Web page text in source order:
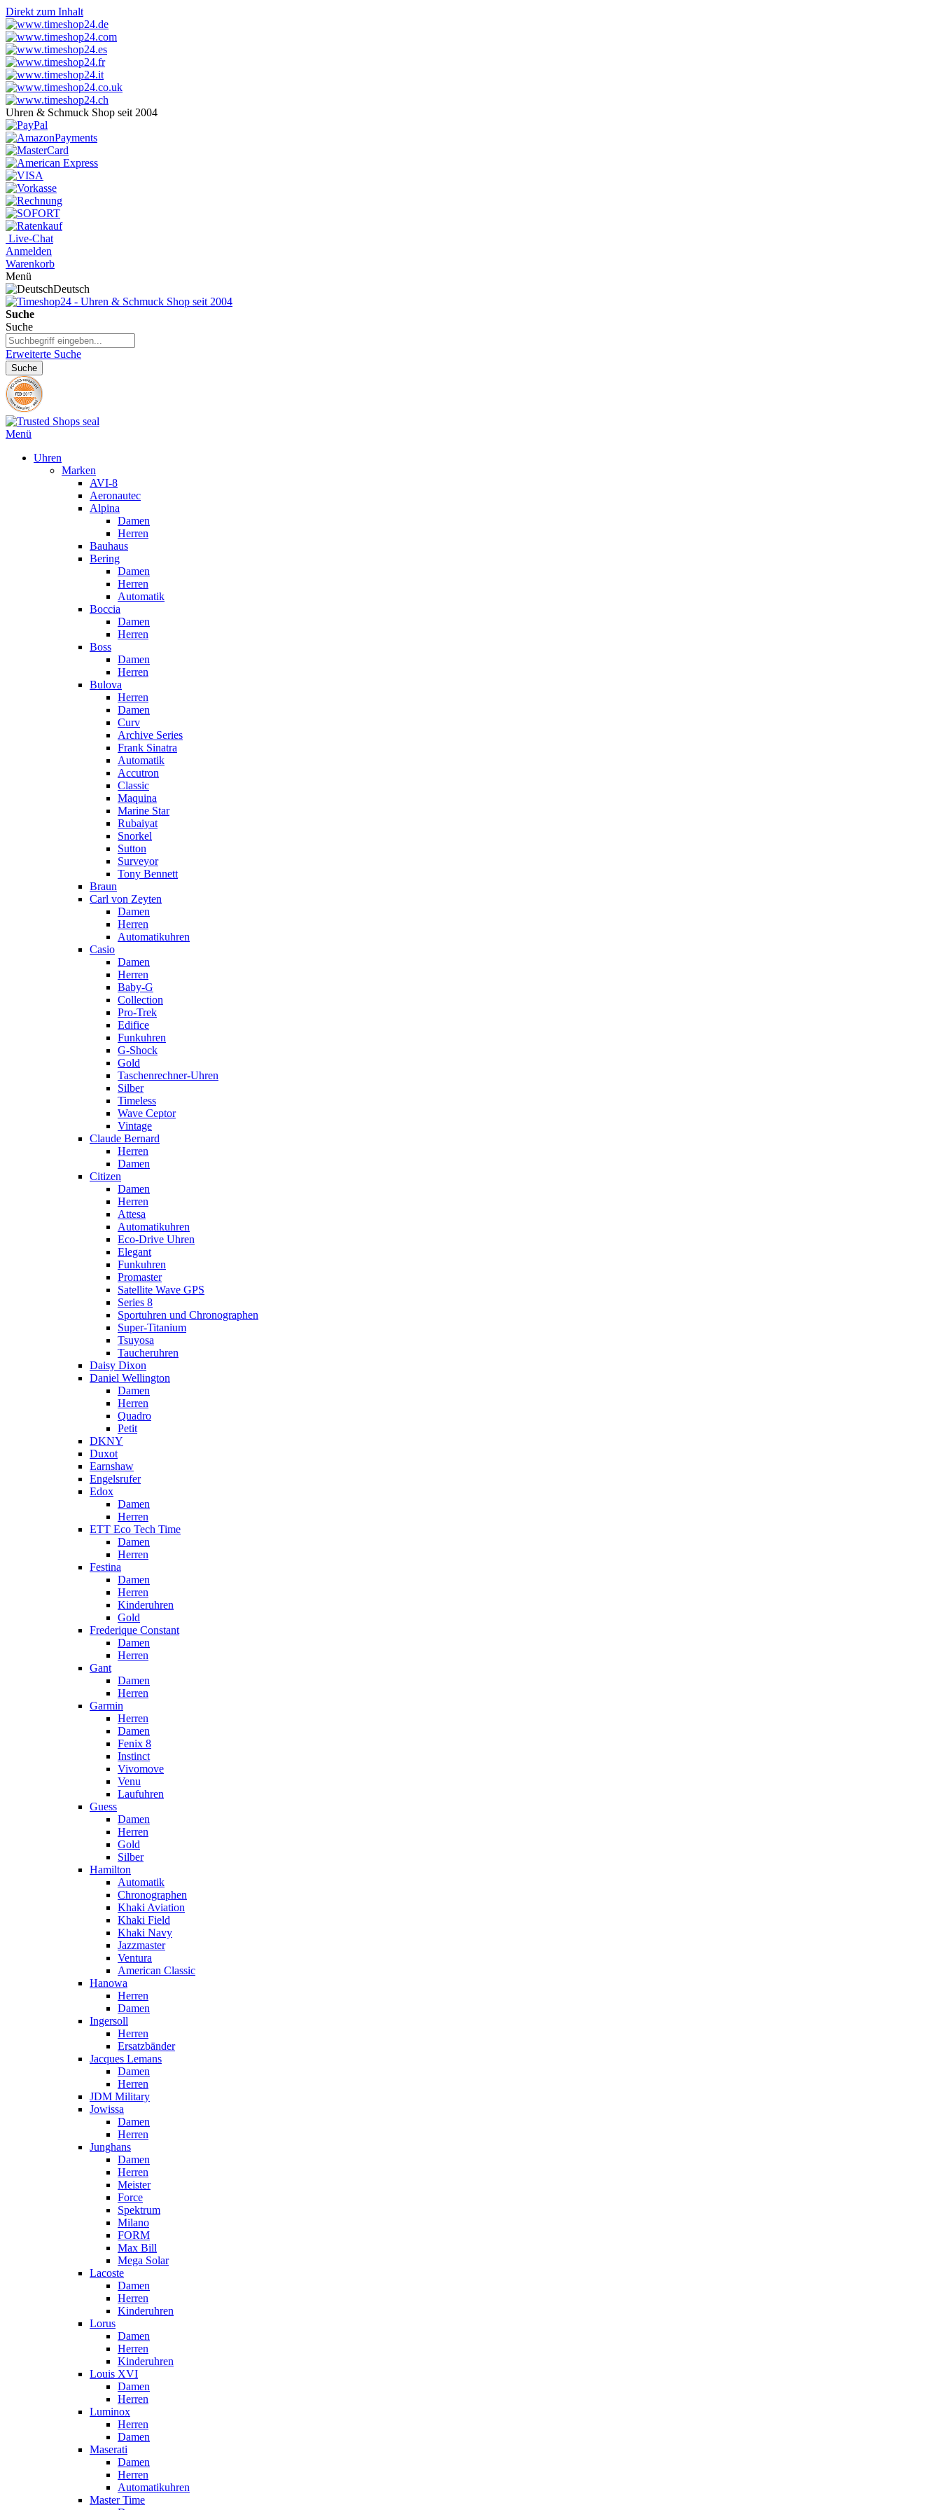
Direkt zum Inhalt
Uhren & Schmuck Shop seit 2004
Live-Chat
Anmelden
Warenkorb
Menü
Deutsch
Suche
Suche
Erweiterte Suche
Suche
Menü
Uhren
Marken
AVI-8
Aeronautec
Alpina
Damen
Herren
Bauhaus
Bering
Damen
Herren
Automatik
Boccia
Damen
Herren
Boss
Damen
Herren
Bulova
Herren
Damen
Curv
Archive Series
Frank Sinatra
Automatik
Accutron
Classic
Maquina
Marine Star
Rubaiyat
Snorkel
Sutton
Surveyor
Tony Bennett
Braun
Carl von Zeyten
Damen
Herren
Automatikuhren
Casio
Damen
Herren
Baby-G
Collection
Pro-Trek
Edifice
Funkuhren
G-Shock
Gold
Taschenrechner-Uhren
Silber
Timeless
Wave Ceptor
Vintage
Claude Bernard
Herren
Damen
Citizen
Damen
Herren
Attesa
Automatikuhren
Eco-Drive Uhren
Elegant
Funkuhren
Promaster
Satellite Wave GPS
Series 8
Sportuhren und Chronographen
Super-Titanium
Tsuyosa
Taucheruhren
Daisy Dixon
Daniel Wellington
Damen
Herren
Quadro
Petit
DKNY
Duxot
Earnshaw
Engelsrufer
Edox
Damen
Herren
ETT Eco Tech Time
Damen
Herren
Festina
Damen
Herren
Kinderuhren
Gold
Frederique Constant
Damen
Herren
Gant
Damen
Herren
Garmin
Herren
Damen
Fenix 8
Instinct
Vivomove
Venu
Laufuhren
Guess
Damen
Herren
Gold
Silber
Hamilton
Automatik
Chronographen
Khaki Aviation
Khaki Field
Khaki Navy
Jazzmaster
Ventura
American Classic
Hanowa
Herren
Damen
Ingersoll
Herren
Ersatzbänder
Jacques Lemans
Damen
Herren
JDM Military
Jowissa
Damen
Herren
Junghans
Damen
Herren
Meister
Force
Spektrum
Milano
FORM
Max Bill
Mega Solar
Lacoste
Damen
Herren
Kinderuhren
Lorus
Damen
Herren
Kinderuhren
Louis XVI
Damen
Herren
Luminox
Herren
Damen
Maserati
Damen
Herren
Automatikuhren
Master Time